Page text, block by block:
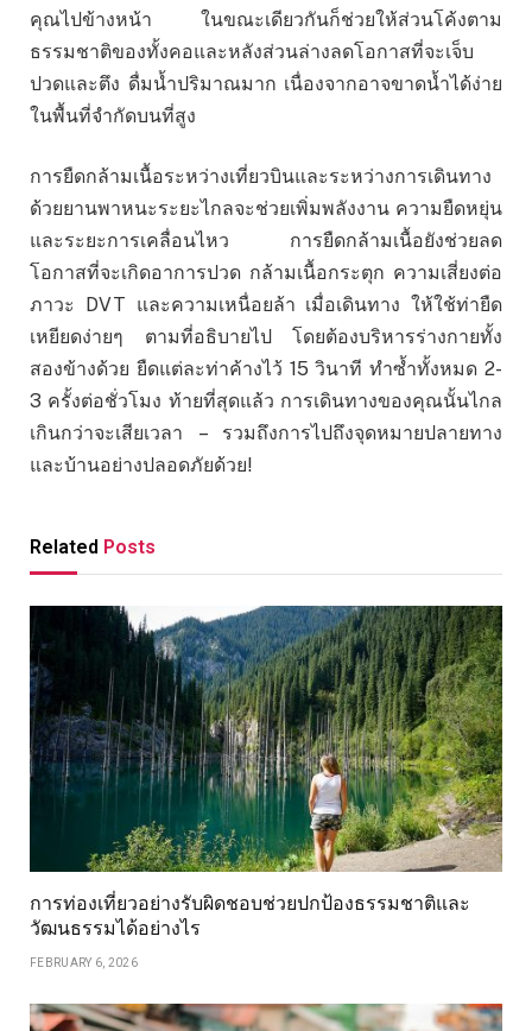
คุณไปข้างหน้า ในขณะเดียวกันก็ช่วยให้ส่วนโค้งตาม
ธรรมชาติของทั้งคอและหลังส่วนล่างลดโอกาสที่จะเจ็บ
ปวดและตึง ดื่มน้ำปริมาณมาก เนื่องจากอาจขาดน้ำได้ง่าย
ในพื้นที่จำกัดบนที่สูง
การยืดกล้ามเนื้อระหว่างเที่ยวบินและระหว่างการเดินทาง
ด้วยยานพาหนะระยะไกลจะช่วยเพิ่มพลังงาน ความยืดหยุ่น
และระยะการเคลื่อนไหว การยืดกล้ามเนื้อยังช่วยลด
โอกาสที่จะเกิดอาการปวด กล้ามเนื้อกระตุก ความเสี่ยงต่อ
ภาวะ DVT และความเหนื่อยล้า เมื่อเดินทาง ให้ใช้ท่ายืด
เหยียดง่ายๆ ตามที่อธิบายไป โดยต้องบริหารร่างกายทั้ง
สองข้างด้วย ยืดแต่ละท่าค้างไว้ 15 วินาที ทำซ้ำทั้งหมด 2-
3 ครั้งต่อชั่วโมง ท้ายที่สุดแล้ว การเดินทางของคุณนั้นไกล
เกินกว่าจะเสียเวลา – รวมถึงการไปถึงจุดหมายปลายทาง
และบ้านอย่างปลอดภัยด้วย!
Related Posts
การท่องเที่ยวอย่างรับผิดชอบช่วยปกป้องธรรมชาติและ
วัฒนธรรมได้อย่างไร
FEBRUARY 6, 2026